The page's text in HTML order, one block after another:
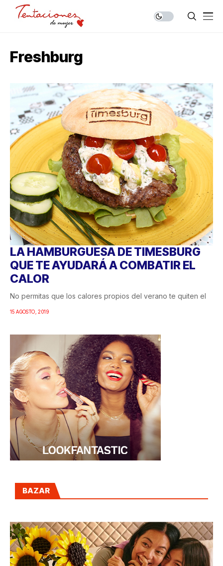
Freshburg
LA HAMBURGUESA DE TIMESBURG
QUE TE AYUDARÁ A COMBATIR EL
CALOR
No permitas que los calores propios del verano te quiten el
15 AGOSTO, 2019
BAZAR